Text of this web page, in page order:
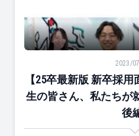
【25卒最新版 新卒採用
2023/
【25卒最新版 新卒採
生の皆さん、私たちが
後